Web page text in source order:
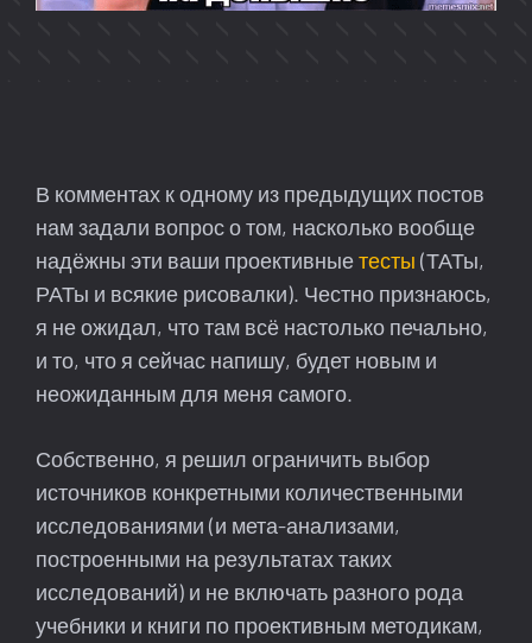
В комментах к одному из предыдущих постов
нам задали вопрос о том, насколько вообще
надёжны эти ваши проективныетесты (ТАТы,
РАТы и всякие рисовалки). Честно признаюсь,
я не ожидал, что там всё настолько печально,
и то, что я сейчас напишу, будет новым и
неожиданным для меня самого.
Собственно, я решил ограничить выбор
источников конкретными количественными
исследованиями (и мета-анализами,
построенными на результатах таких
исследований) и не включать разного рода
учебники и книги по проективным методикам,